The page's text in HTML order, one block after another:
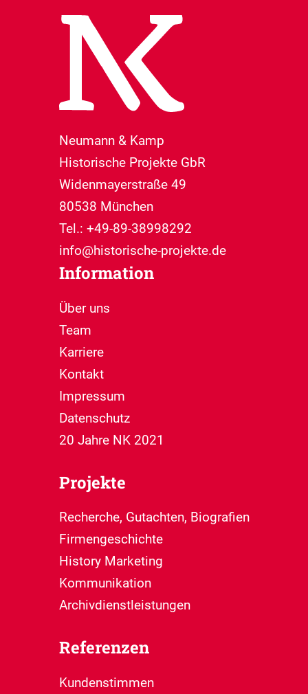
Neumann & Kamp
Historische Projekte GbR
Widenmayerstraße 49
80538 München
Tel.: +49-89-38998292
info@historische-projekte.de
Information
Über uns
Team
Karriere
Kontakt
Impressum
Datenschutz
20 Jahre NK 2021
Projekte
Recherche, Gutachten, Biografien
Firmengeschichte
History Marketing
Kommunikation
Archivdienstleistungen
Referenzen
Kundenstimmen